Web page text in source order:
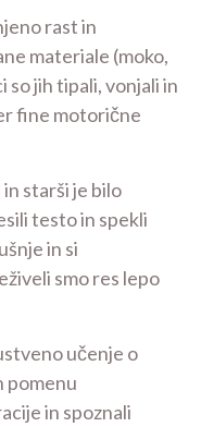
rast in
materiale (moko,
jih tipali, vonjali in
fine motorične
starši je bilo
testo in spekli
in si
smo res lepo
učenje o
pomenu
in spoznali